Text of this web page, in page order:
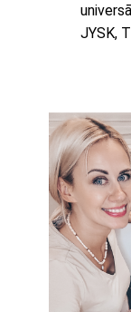
JYSK,